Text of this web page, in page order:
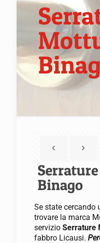
Binago
Se state cercando
trovare la marca
servizio Serrature
fabbro Licausi.